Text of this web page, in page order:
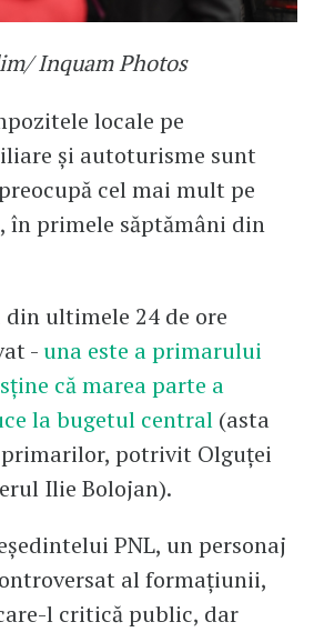
Inquam Photos
locale pe
și autoturisme sunt
cel mai mult pe
în primele săptămâni din
ultimele 24 de ore
- una este a primarului
că marea parte a
la bugetul central (asta
potrivit Olguței
Ilie Bolojan).
PNL, un personaj
al formațiunii,
l critică public, dar